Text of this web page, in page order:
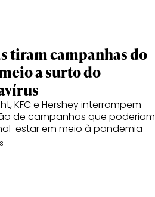
tiram campanhas do
a surto do
KFC e Hershey interrompem
de campanhas que poderiam
estar em meio à pandemia